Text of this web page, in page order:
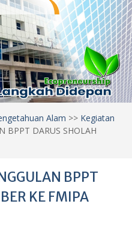
Alam >> Kegiatan
BPPT DARUS SHOLAH
BPPT
KE FMIPA